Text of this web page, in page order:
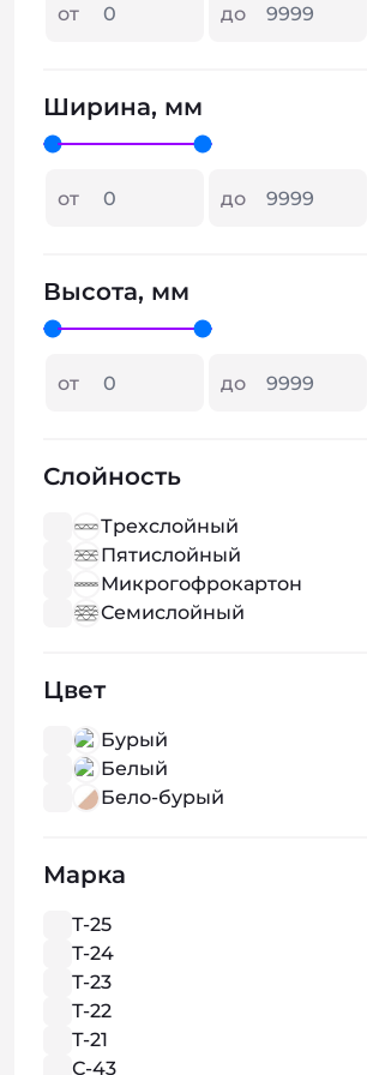
от до
Ширина, мм
от до
Высота, мм
от до
Слойность
Трехслойный
Пятислойный
Микрогофрокартон
Семислойный
Цвет
Бурый
Белый
Бело-бурый
Марка
Т-25
Т-24
Т-23
Т-22
Т-21
С-43